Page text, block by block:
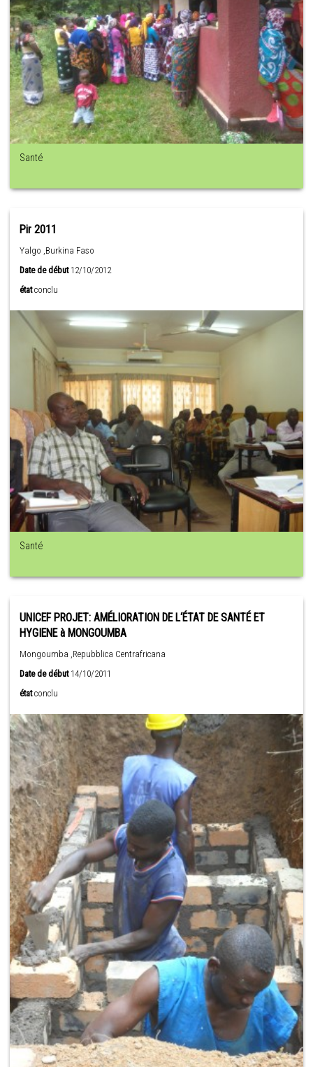
Santé
Pir 2011
Yalgo ,Burkina Faso
Date de début12/10/2012
état conclu
Santé
UNICEF PROJET: AMÉLIORATION DE L‘ÉTAT DE SANTÉ ET
HYGIENE à MONGOUMBA
Mongoumba ,Repubblica Centrafricana
Date de début14/10/2011
état conclu